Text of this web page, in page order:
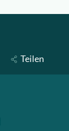
Teilen